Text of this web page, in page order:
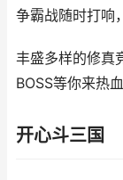
争霸战随时打响
丰盛多样的修真
BOSS等你来热
开心斗三国